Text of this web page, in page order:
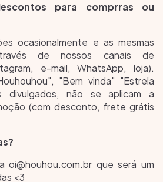
para comprras ou
ocasionalmente e as mesmas
de nossos canais de
e-mail, WhatsApp, loja).
"Bem vinda" "Estrela
divulgados, não se aplicam a
(com desconto, frete grátis
oi@houhou.com.br que será um
<3